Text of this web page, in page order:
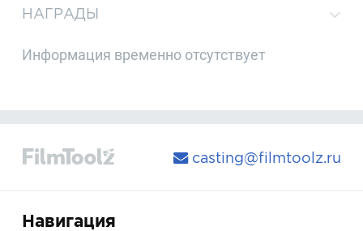
НАГРАДЫ
Информация временно отсутствует
casting@filmtoolz.ru
Навигация